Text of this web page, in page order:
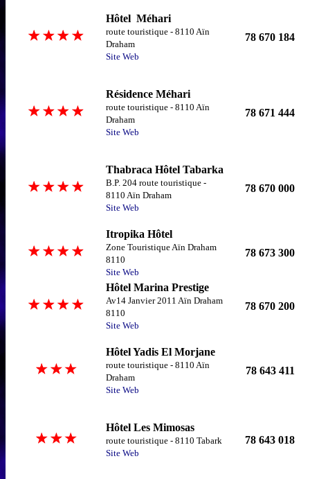
Hôtel Méhari
route touristique - 8110 Aïn
Draham
Site Web
78 670 184
Résidence Méhari
route touristique - 8110 Aïn
Draham
Site Web
78 671 444
Thabraca Hôtel Tabarka
B.P. 204 route touristique -
8110 Aïn Draham
Site Web
78 670 000
Itropika Hôtel
Zone Touristique Aïn Draham
8110
Site Web
78 673 300
Hôtel Marina Prestige
Av14 Janvier 2011 Aïn Draham
8110
Site Web
78 670 200
Hôtel Yadis El Morjane
route touristique - 8110 Aïn
Draham
Site Web
78 643 411
Hôtel Les Mimosas
route touristique - 8110 Tabark
Site Web
78 643 018